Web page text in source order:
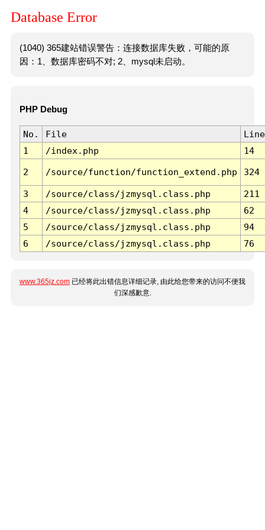
Database Error
(1040) 365建站错误警告：连接数据库失败，可能的原
因：1、数据库密码不对; 2、mysql未启动。
PHP Debug
No. File
Line
1
/index.php 14
2 /source/function/function_extend.php 324
3 /source/class/jzmysql.class.php
211
4
/source/class/jzmysql.class.php
62
5
/source/class/jzmysql.class.php
94
6
/source/class/jzmysql.class.php 76
www.365jz.com 已经将此出错信息详细记录, 由此给您带来的访问不便我
们深感歉意.